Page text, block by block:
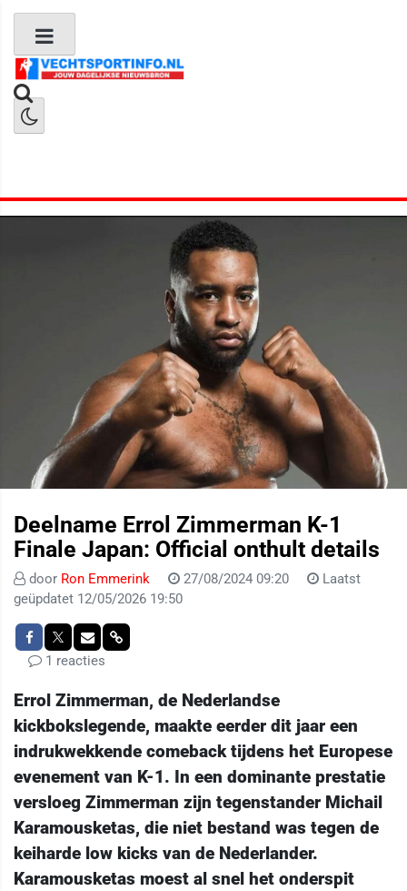
Deelname Errol Zimmerman K-1
Finale Japan: Official onthult details
door Ron Emmerink 27/08/2024 09:20
Laatst
geüpdatet 12/05/2026 19:50
1 reacties
Errol Zimmerman, de Nederlandse
kickbokslegende, maakte eerder dit jaar een
indrukwekkende comeback tijdens het Europese
evenement van K-1. In een dominante prestatie
versloeg Zimmerman zijn tegenstander Michail
Karamousketas, die niet bestand was tegen de
keiharde low kicks van de Nederlander.
Karamousketas moest al snel het onderspit